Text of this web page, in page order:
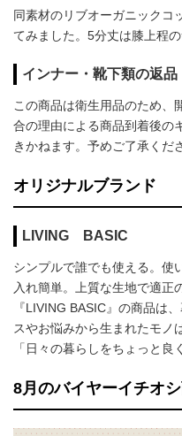
同素材のリブオーガニックコ
てみました。5分丈は膝上程の
インナー・靴下類の返品
この商品は衛生用品のため、
合の理由による商品到着後の
きかねます。予めご了承くだ
オリジナルブランド
LIVING BASIC
シンプルで誰でも使える。使
入れ簡単。上質な生地で適正
『LIVING BASIC』の商品は
スやお悩みから生まれたモノ
「日々の暮らしをちょっと良
8月のバイヤーイチオ